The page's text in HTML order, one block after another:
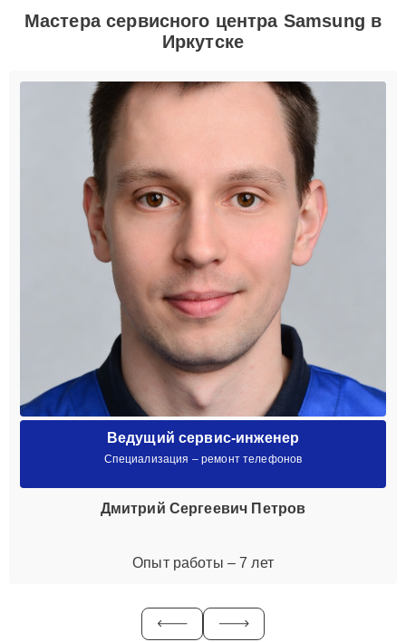
Мастера сервисного центра Samsung в
Иркутске
Ведущий сервис-инженер
Специализация – ремонт телефонов
Дмитрий Сергеевич Петров
Опыт работы – 7 лет